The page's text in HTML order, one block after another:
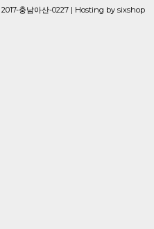
2017-충남아산-0227 | Hosting by sixshop